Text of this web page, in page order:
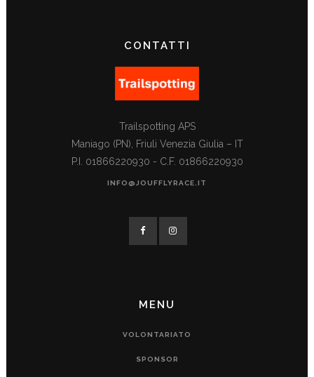
CONTATTI
Trailspotting APS
Maniago (PN), Friuli Venezia Giulia – IT
P.I. 01866220930 - C.F. 01866220930
INFO@JOUFFLYRACE.IT
MENU
VOLONTARIATO
SPONSOR